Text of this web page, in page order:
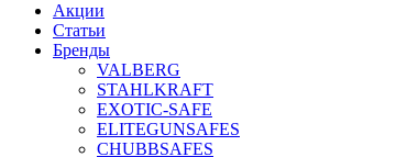
Акции
Статьи
Бренды
VALBERG
STAHLKRAFT
EXOTIC-SAFE
ELITEGUNSAFES
CHUBBSAFES